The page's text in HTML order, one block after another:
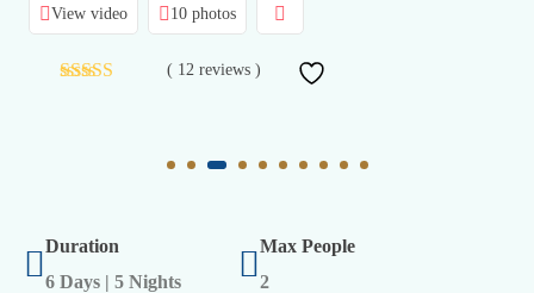
View video 10 photos
( 12 reviews )
Duration
6 Days | 5 Nights
Max People
2